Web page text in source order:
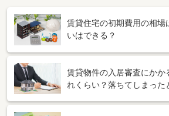
賃貸住宅の初期費用の相場
いはできる？
賃貸物件の入居審査にかか
れくらい？落ちてしまった